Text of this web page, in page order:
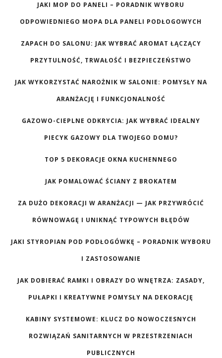
JAKI MOP DO PANELI – PORADNIK WYBORU
ODPOWIEDNIEGO MOPA DLA PANELI PODŁOGOWYCH
ZAPACH DO SALONU: JAK WYBRAĆ AROMAT ŁĄCZĄCY
PRZYTULNOŚĆ, TRWAŁOŚĆ I BEZPIECZEŃSTWO
JAK WYKORZYSTAĆ NAROŻNIK W SALONIE: POMYSŁY NA
ARANŻACJĘ I FUNKCJONALNOŚĆ
GAZOWO-CIEPLNE ODKRYCIA: JAK WYBRAĆ IDEALNY
PIECYK GAZOWY DLA TWOJEGO DOMU?
TOP 5 DEKORACJE OKNA KUCHENNEGO
JAK POMALOWAĆ ŚCIANY Z BROKATEM
ZA DUŻO DEKORACJI W ARANŻACJI — JAK PRZYWRÓCIĆ
RÓWNOWAGĘ I UNIKNĄĆ TYPOWYCH BŁĘDÓW
JAKI STYROPIAN POD PODŁOGÓWKĘ – PORADNIK WYBORU
I ZASTOSOWANIE
JAK DOBIERAĆ RAMKI I OBRAZY DO WNĘTRZA: ZASADY,
PUŁAPKI I KREATYWNE POMYSŁY NA DEKORACJĘ
KABINY SYSTEMOWE: KLUCZ DO NOWOCZESNYCH
ROZWIĄZAŃ SANITARNYCH W PRZESTRZENIACH
PUBLICZNYCH